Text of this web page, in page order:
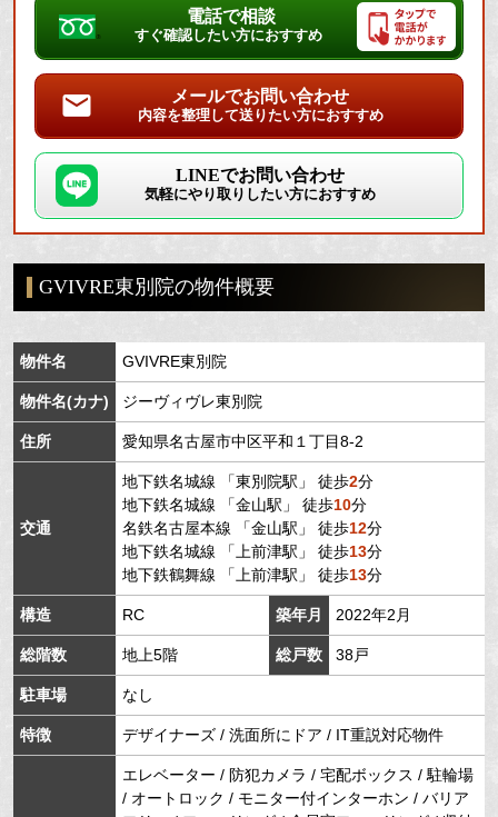
電話で相談
すぐ確認したい方におすすめ
メールでお問い合わせ
内容を整理して送りたい方におすすめ
LINEでお問い合わせ
気軽にやり取りしたい方におすすめ
GVIVRE東別院の物件概要
物件名 GVIVRE東別院
物件名(カナ) ジーヴィヴレ東別院
住所 愛知県名古屋市中区平和 １丁目8-2
交通
地下鉄名城線 「東別院駅 」 徒歩2分
地下鉄名城線 「金山駅 」 徒歩10分
名鉄名古屋本線 「金山駅 」 徒歩12分
地下鉄名城線 「 上前津駅 」 徒歩13分
地下鉄鶴舞線 「 上前津駅 」 徒歩13分
構造 RC 築年月 2022年2月
総階数 地上5階 総戸数 38戸
駐車場 なし
特徴 デザイナーズ / 洗面所にドア / IT重説対応物件
エレベーター / 防犯カメラ / 宅配ボックス / 駐輪場
/ オートロック / モニター付インターホン / バリア